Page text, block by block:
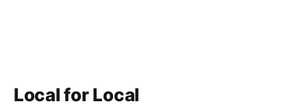
Local for Local